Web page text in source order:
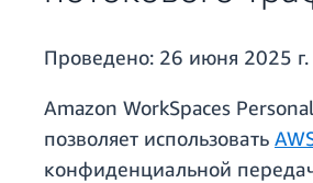
Проведено: 26 июня 2025 г.
Amazon WorkSpaces
позволяет использовать
конфиденциальной